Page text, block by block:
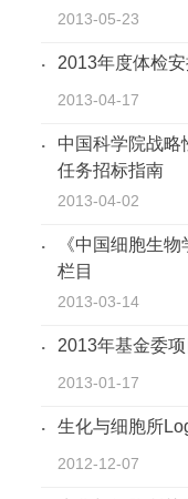
2013-05-23
2013年度体检
2013-04-17
中国科学院战略
任务招标指南
2013-04-02
《中国细胞生
栏目
2013-03-14
2013年基金委
2013-01-17
生化与细胞所
2012-12-07